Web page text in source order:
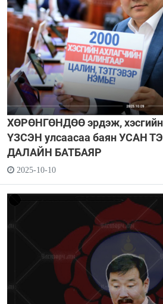
ХӨРӨНГӨНДӨӨ эрдэж,
ҮЗСЭН улсаасаа баян УСАН
ДАЛАЙН БАТБАЯР
2025-10-10